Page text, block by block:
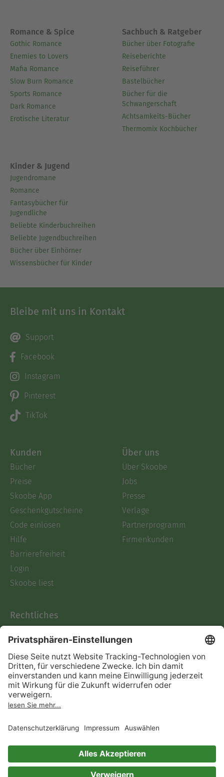
Romance & Spice
Gothic Romance
Enemies to Lovers
Mafia Romance
Slow Burn Romance
Sports Romance
Dark Romance
Erotische Literatur
Sachbuch & Ratgeber
Bücher über Fotografie
Reiseberichte
Reiseführer
Bastelbücher
Bücher für die
Schwangerschaft
Achtsamkeits-Bücher
Thermomix Kochbücher
Kinder & Jugend
Jugendromane
Romance
Fantasybücher für
Jugendliche
Beliebte Kinderbuchreihen
Beliebte Jugendbuchreihen
Bücher über Einhörner
Wissensbücher für Kinder
Bleibe mit uns in Kontakt
Support
Facebook
Instagram
Pinterest
TikTok
Kunden
Bücher
Preise
Skoobe App
Geschenkgutscheine
Code einlösen
Hilfe
Barrierefreiheit
Login
Skoobe liest
Über uns
Über Skoobe
Jobs
Presse
Verlage
Partnerprogramm
Firmenkunden
Rechtliches
AGB
Informationen nach Data
Act
Verträge hier kündigen
Impressum
Immer ein gutes Buch